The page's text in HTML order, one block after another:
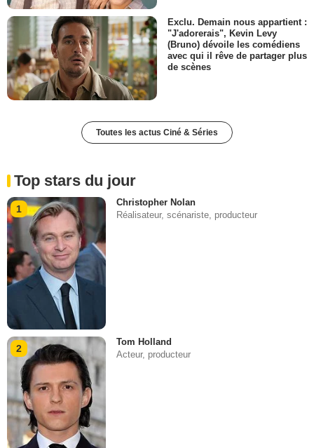
Exclu. Demain nous appartient :
"J'adorerais", Kevin Levy
(Bruno) dévoile les comédiens
avec qui il rêve de partager plus
de scènes
Toutes les actus Ciné & Séries
Top stars du jour
1
Christopher Nolan
Réalisateur, scénariste, producteur
2
Tom Holland
Acteur, producteur